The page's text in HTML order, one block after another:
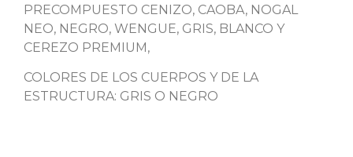
PRECOMPUESTO CENIZO, CAOBA, NOGAL
NEO, NEGRO, WENGUE, GRIS, BLANCO Y
CEREZO PREMIUM,
COLORES DE LOS CUERPOS Y DE LA
ESTRUCTURA: GRIS O NEGRO